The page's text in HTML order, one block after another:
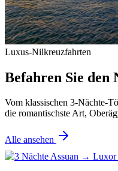
Luxus-Nilkreuzfahrten
Befahren Sie den
Vom klassischen 3-Nächte-
die romantischste Art,
Alle ansehen